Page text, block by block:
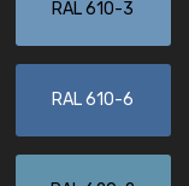
RAL 610-3
RAL 610-6